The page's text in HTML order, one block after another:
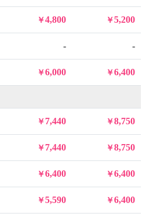
4,800 5,200
- -
6,000 6,400
7,440 8,750
7,440 8,750
6,400 6,400
5,590 6,400